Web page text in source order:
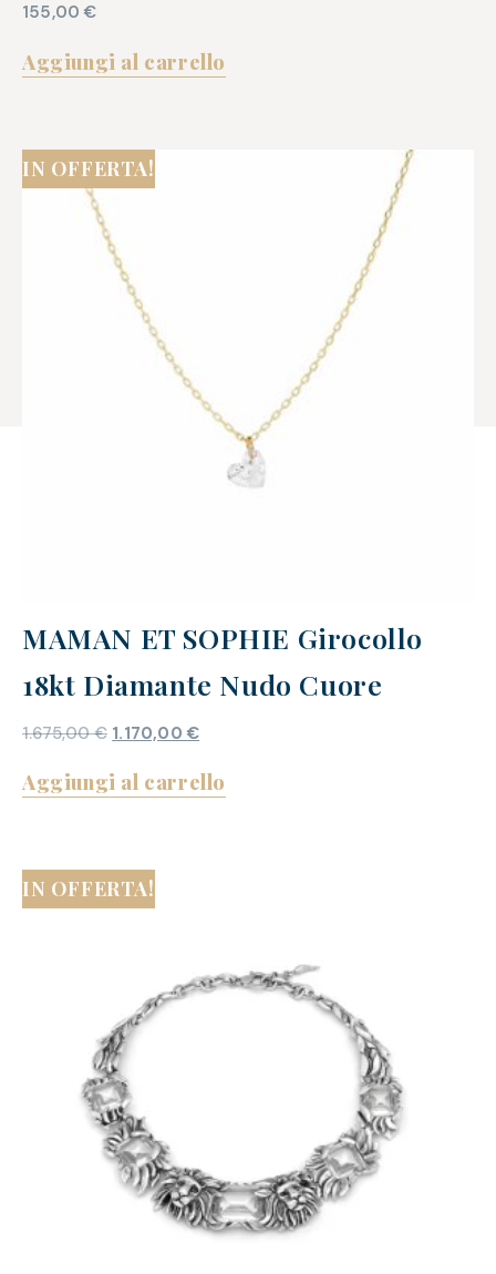
155,00€
Aggiungi al carrello
IN OFFERTA!
MAMAN ET SOPHIE Girocollo
18kt Diamante Nudo Cuore
1.675,00€ 1.170,00€
Aggiungi al carrello
IN OFFERTA!